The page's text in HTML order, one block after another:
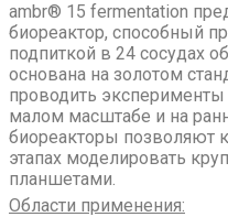
ambr® 15 fermentation
биореактор, способный
подпиткой в 24 сосудах
основана на золотом
проводить
малом масштабе и на
биореакторы позволяют
этапах моделировать
планшетами.
Области применения: